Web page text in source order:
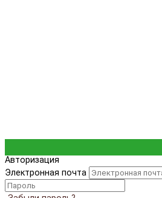
Авторизация
Электронная почта